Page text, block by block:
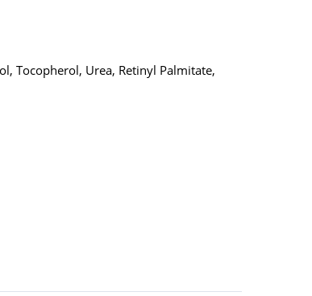
Tocopherol, Urea, Retinyl Palmitate,